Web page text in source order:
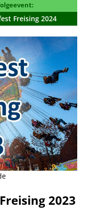
Freising 2024
2023